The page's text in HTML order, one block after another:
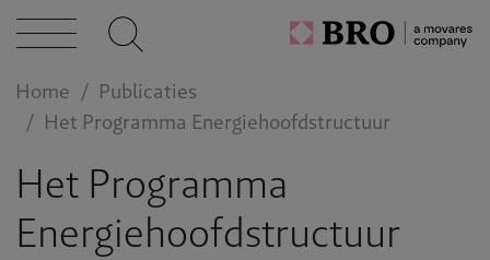
bij
Home
Publicaties
Het Programma Energiehoofdstructuur
Het Programma
Energiehoofdstructuur